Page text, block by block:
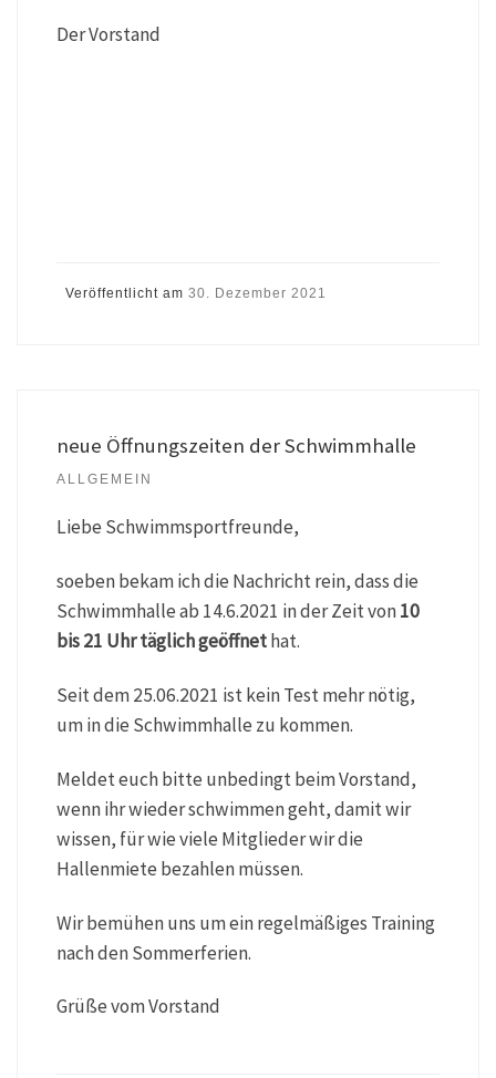
Der Vorstand
Veröffentlicht am30. Dezember 2021
neue Öffnungszeiten der Schwimmhalle
ALLGEMEIN
Liebe Schwimmsportfreunde,
soeben bekam ich die Nachricht rein, dass die
Schwimmhalle ab 14.6.2021 in der Zeit von10
bis 21 Uhr täglich geöffnethat.
Seit dem 25.06.2021 ist kein Test mehr nötig,
um in die Schwimmhalle zu kommen.
Meldet euch bitte unbedingt beim Vorstand,
wenn ihr wieder schwimmen geht, damit wir
wissen, für wie viele Mitglieder wir die
Hallenmiete bezahlen müssen.
Wir bemühen uns um ein regelmäßiges Training
nach den Sommerferien.
Grüße vom Vorstand